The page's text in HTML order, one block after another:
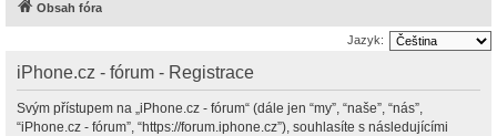
Obsah fóra
Jazyk:
iPhone.cz - fórum - Registrace
Svým přístupem na „iPhone.cz - fórum“ (dále jen “my”, “naše”, “nás”,
“iPhone.cz - fórum”, “https://forum.iphone.cz”), souhlasíte s následujícími